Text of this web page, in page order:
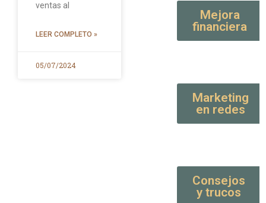
ventas al
LEER COMPLETO »
05/07/2024
Mejora
financiera
Marketing
en redes
Consejos
y trucos